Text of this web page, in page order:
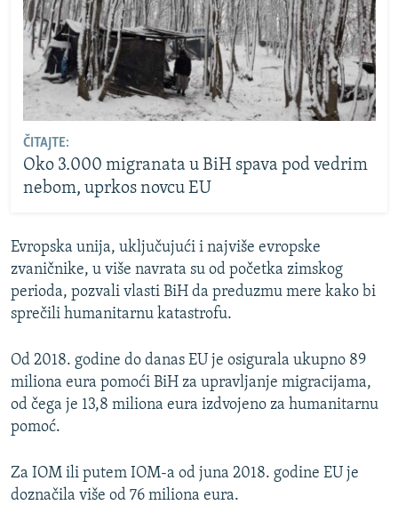
ČITAJTE:
Oko 3.000 migranata u BiH spava pod vedrim
nebom, uprkos novcu EU
Evropska unija, uključujući i najviše evropske
zvaničnike, u više navrata su od početka zimskog
perioda, pozvali vlasti BiH da preduzmu mere kako bi
sprečili humanitarnu katastrofu.
Od 2018. godine do danas EU je osigurala ukupno 89
miliona eura pomoći BiH za upravljanje migracijama,
od čega je 13,8 miliona eura izdvojeno za humanitarnu
pomoć.
Za IOM ili putem IOM-a od juna 2018. godine EU je
doznačila više od 76 miliona eura.